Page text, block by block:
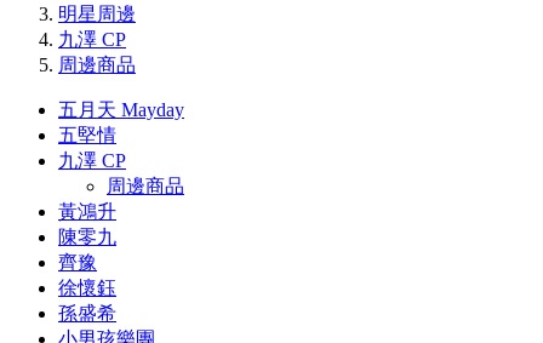
明星周邊
九澤 CP
周邊商品
五月天 Mayday
五堅情
九澤 CP
周邊商品
黃鴻升
陳零九
齊豫
徐懷鈺
孫盛希
小男孩樂團